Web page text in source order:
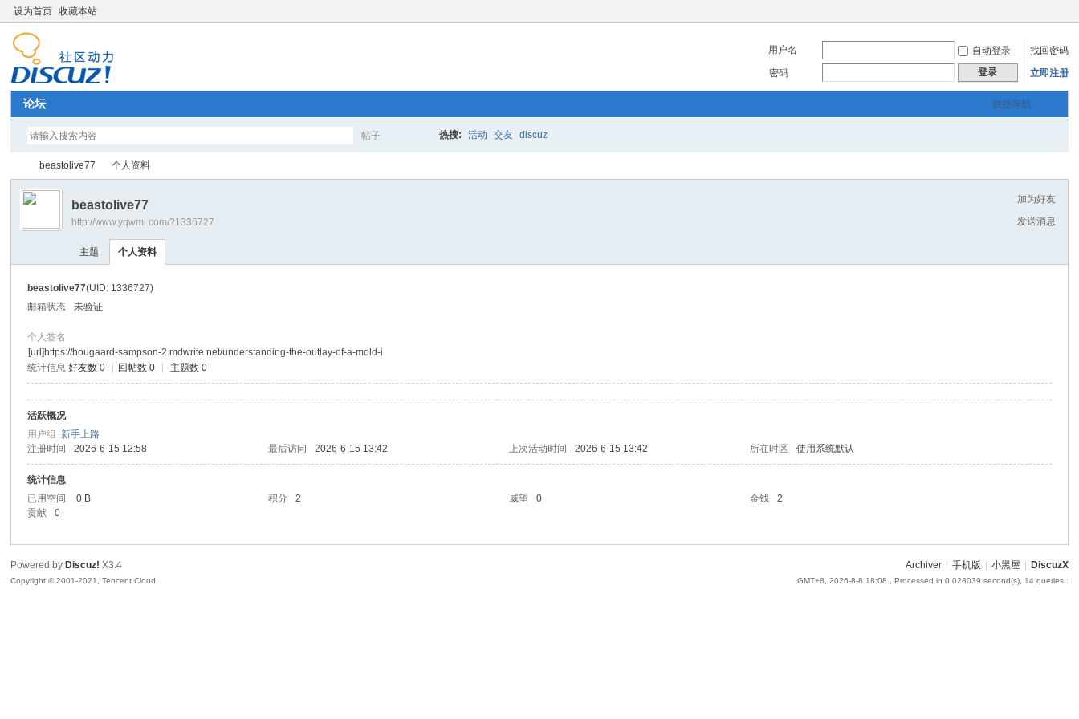
设为首页 收藏本站
用户名 自动登录
找回密码
密码
登录 立即注册
快捷导航
论坛
帖子 热搜: 活动 交友 discuz
›
beastolive77 个人资料
加为好友
发送消息
beastolive77
http://www.yqwml.com/?1336727
主题 个人资料
beastolive77(UID: 1336727)
邮箱状态
未验证
个人签名
[url]https://hougaard-sampson-2.mdwrite.net/understanding-the-outlay-of-a-mold-i
统计信息 好友数 0 回帖数 0 主题数 0
活跃概况
用户组新手上路
注册时间
2026-6-15 12:58 最后访问 2026-6-15 13:42 上次活动时间 2026-6-15 13:42 所在时区 使用系统默认
统计信息
已用空间
0 B 积分 2 威望 0 金钱
2
贡献
0
Archiver 手机版 小黑屋 DiscuzX
GMT+8, 2026-8-8 18:08 , Processed in 0.028039 second(s), 14 queries .
Powered by Discuz! X3.4
Copyright © 2001-2021, Tencent Cloud.